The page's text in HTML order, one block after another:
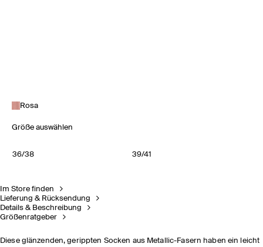
Rosa
Größe auswählen
36/38 39/41
Im Store finden
Lieferung & Rücksendung
Details & Beschreibung
Größenratgeber
Diese glänzenden, gerippten Socken aus Metallic-Fasern haben ein leicht